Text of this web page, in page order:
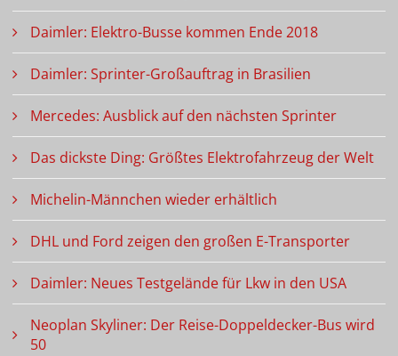
Daimler: Elektro-Busse kommen Ende 2018
Daimler: Sprinter-Großauftrag in Brasilien
Mercedes: Ausblick auf den nächsten Sprinter
Das dickste Ding: Größtes Elektrofahrzeug der Welt
Michelin-Männchen wieder erhältlich
DHL und Ford zeigen den großen E-Transporter
Daimler: Neues Testgelände für Lkw in den USA
Neoplan Skyliner: Der Reise-Doppeldecker-Bus wird
50